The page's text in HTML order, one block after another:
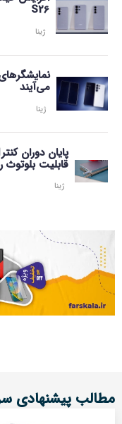
S26
ژینا
می‌آیند
ژینا
قابلیت
ژینا
مطالب پیشنهادی